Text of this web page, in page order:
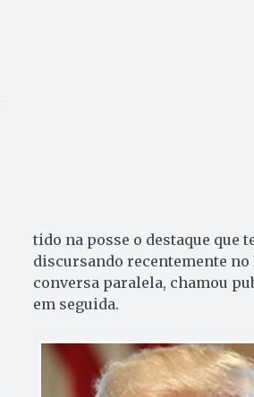
tido na posse o destaque que
discursando recentemente
conversa paralela, chamou
em seguida.